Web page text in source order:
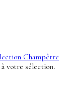
Champêtre
votre sélection.